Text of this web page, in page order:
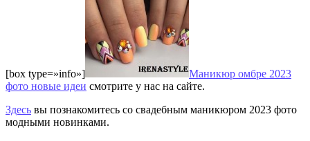
[box type=»info»]
Маникюр омбре 2023
фото новые идеи смотрите у нас на сайте.
Здесь вы познакомитесь со свадебным маникюром 2023 фото
модными новинками.